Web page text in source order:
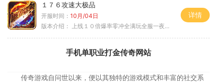
１７６攻速大极品
开服时间： 10月/04日
版本介绍：
上线１０倍爆率零冲全满玩全服一夜终极
详情
手机单职业打金传奇网站
传奇游戏自问世以来，便以其独特的游戏模式和丰富的社交系